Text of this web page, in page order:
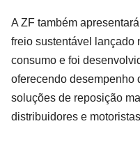
A ZF também
freio sustentável lançado
consumo e foi
oferecendo desempenho
soluções de reposição
distribuidores e